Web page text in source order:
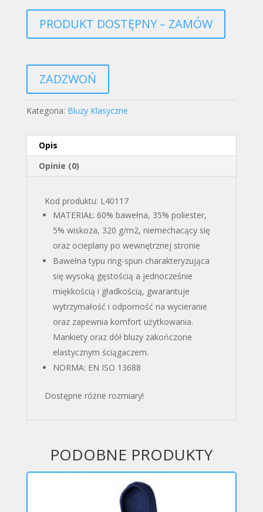
PRODUKT DOSTĘPNY – ZAMÓW
ZADZWOŃ
Kategoria: Bluzy Klasyczne
Opis
Opinie (0)
Kod produktu: L40117
MATERIAŁ: 60% bawełna, 35% poliester,
5% wiskoza, 320 g/m2, niemechacący się
oraz ocieplany po wewnętrznej stronie
Bawełna typu ring-spun charakteryzująca
się wysoką gęstością a jednocześnie
miękkością i gładkością, gwarantuje
wytrzymałość i odporność na wycieranie
oraz zapewnia komfort użytkowania.
Mankiety oraz dół bluzy zakończone
elastycznym ściągaczem.
NORMA: EN ISO 13688
Dostępne różne rozmiary!
PODOBNE PRODUKTY